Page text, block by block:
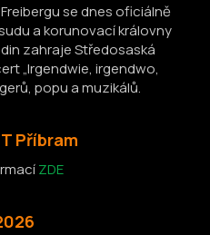
se dnes oficiálně
a korunovací královny
zahraje Středosaská
„Irgendwie, irgendwo,
popu a muzikálů.
Příbram
ZDE